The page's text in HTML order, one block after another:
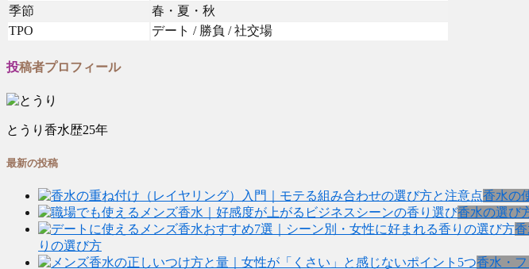
季節
春・夏・秋
TPO
デート / 勝負 / 社交場
投稿者プロフィール
とうり 香水歴25年
最新の投稿
香水の
香水の選び
りの選び方
香水・